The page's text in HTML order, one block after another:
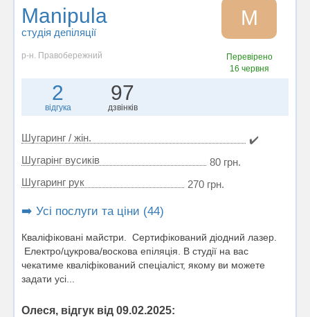
Manipula
студія депіляції
M
р-н. Правобережний
Перевірено
16 червня
2
відгука
97
дзвінків
Шугаринг / жін.
✔️
Шугарінг вусиків
80 грн.
Шугаринг рук
270 грн.
➡️ Усі послуги та ціни (44)
Кваліфіковані майстри. Сертифікований діодний лазер.
Електро/цукрова/воскова епіляція. В студії на вас
чекатиме кваліфікований спеціаліст, якому ви можете
задати усі...
Олеся, відгук від 09.02.2025: